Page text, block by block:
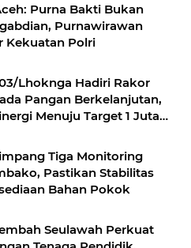
Purna Bakti Bukan
Purnawirawan
Kekuatan Polri
Lhoknga Hadiri Rakor
Pangan Berkelanjutan,
Menuju Target 1 Juta
Tiga Monitoring
Pastikan Stabilitas
Bahan Pokok
Seulawah Perkuat